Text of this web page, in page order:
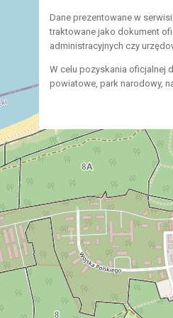
Dane prezentowane w
traktowane jako dokument
administracyjnych czy
W celu pozyskania oficjalnej
powiatowe, park narodowy,